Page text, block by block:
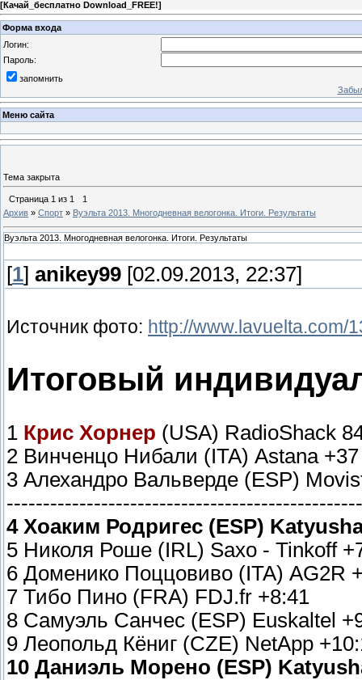
[Качай_бесплатно Download_FREE!]
Форма входа
Логин:
Пароль:
запомнить
Меню сайта
Тема закрыта
Страница 1 из 1
1
Архив » Спорт » Вуэльта 2013. Многодневная велогонка. Итоги. Результаты
Вуэльта 2013. Многодневная велогонка. Итоги. Результаты
[1] anikey99 [02.09.2013, 22:37]
Источник фото: http://www.lavuelta.com/
Итоговый
1 Крис Хорнер (USA) RadioShack
2 Винченцо Нибали (ITA) Astana +37
3 Алехандро Вальверде (ESP)
4 Хоаким Родригес (ESP)
5 Николя Роше (IRL) Saxo - Tinkoff
6 Доменико Поццовиво (ITA) AG2R
7 Тибо Пино (FRA) FDJ.fr +8:41
8 Самуэль Санчес (ESP) Euskaltel
9 Леопольд Кёниг (CZE) NetApp
10 Даниэль Морено (ESP)